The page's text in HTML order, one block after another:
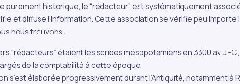
purement historique, le “rédacteur” est systématiquement
et diffuse l’information. Cette association se vérifie peu importe
nous trouvons :
“rédacteurs” étaient les scribes mésopotamiens en 3300 av. J.-
de la comptabilité à cette époque.
s’est élaborée progressivement durant l’Antiquité, notamment à